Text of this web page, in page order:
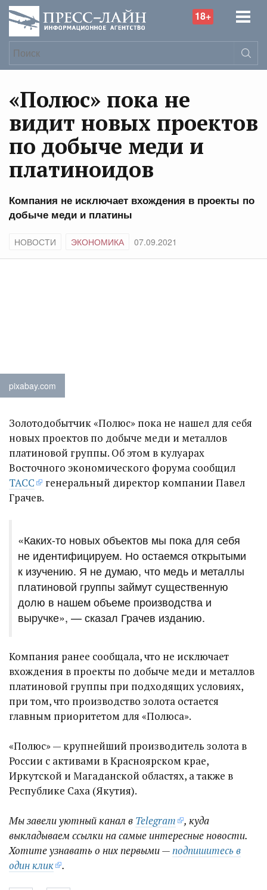
18+
«Полюс» пока не
видит новых проектов
по добыче меди и
платиноидов
Компания не исключает вхождения в проекты по
добыче меди и платины
НОВОСТИ ЭКОНОМИКА 07.09.2021
pixabay.com
Золотодобытчик «Полюс» пока не нашел для себя
новых проектов по добыче меди и металлов
платиновой группы. Об этом в кулуарах
Восточного экономического форума сообщил
ТАСС
генеральный директор компании Павел
Грачев.
«Каких-то новых объектов мы пока для себя
не идентифицируем. Но остаемся открытыми
к изучению. Я не думаю, что медь и металлы
платиновой группы займут существенную
долю в нашем объеме производства и
выручке», — сказал Грачев изданию.
Компания ранее сообщала, что не исключает
вхождения в проекты по добыче меди и металлов
платиновой группы при подходящих условиях,
при том, что производство золота остается
главным приоритетом для «Полюса».
«Полюс» — крупнейший производитель золота в
России с активами в Красноярском крае,
Иркутской и Магаданской областях, а также в
Республике Саха (Якутия).
Мы завели уютный канал в Telegram
, куда
выкладываем ссылки на самые интересные новости.
Хотите узнавать о них первыми —подпишитесь в
один клик
.